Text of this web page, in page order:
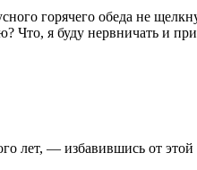
горячего обеда не
Что, я буду нервничать и
лет, — избавившись от